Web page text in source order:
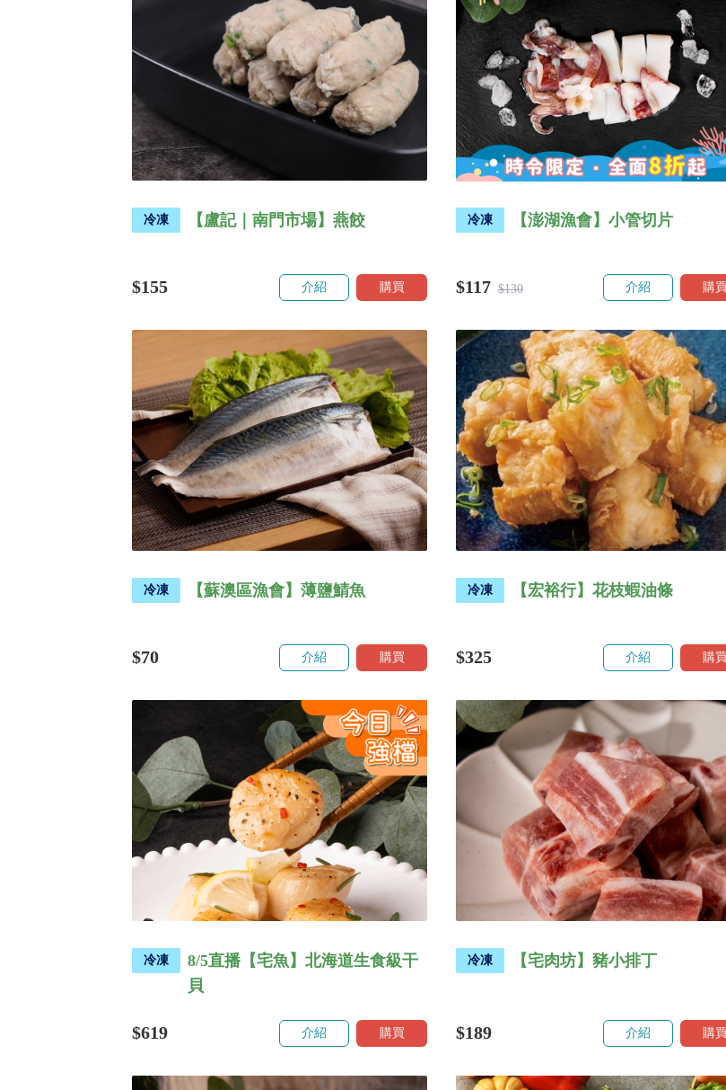
冷凍 【盧記｜南門市場】燕餃
$155 介紹 購買
冷凍 【澎湖漁會】小管切片
$117 $130 介紹 購買
冷凍 【蘇澳區漁會】薄鹽鯖魚
$70 介紹 購買
冷凍 【宏裕行】花枝蝦油條
$325 介紹 購買
冷凍
8/5直播【宅魚】北海道生食級干
貝
$619 介紹 購買
冷凍 【宅肉坊】豬小排丁
$189 介紹 購買